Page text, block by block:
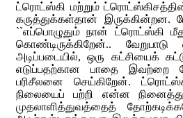
ட்ரொட்ஸ்கி மற்றும்
கருத்துக்கள்தான் இருக்கின்றன.
``எப்பொழுதும் நான் ட்ரொட்ஸ்கி
கொண்டிருக்கிறேன்..
அடிப்படையில், ஒரு கட்சியைக்
எடுப்பதற்கான பாதை இவற்றை
பரிசீலனை செய்கிறேன்.
நிலையைப் பற்றி என்ன
முதலாளித்துவத்தைத்